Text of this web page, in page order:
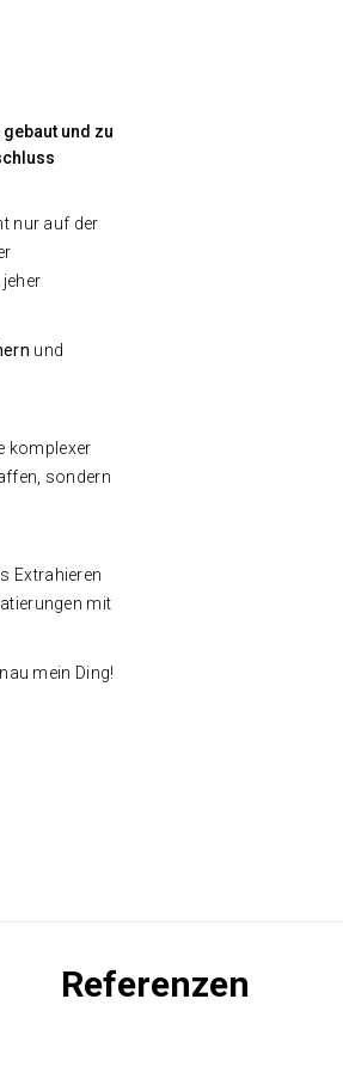
und zu
nur auf der
und
komplexer
sondern
Extrahieren
mit
mein Ding!
Referenzen